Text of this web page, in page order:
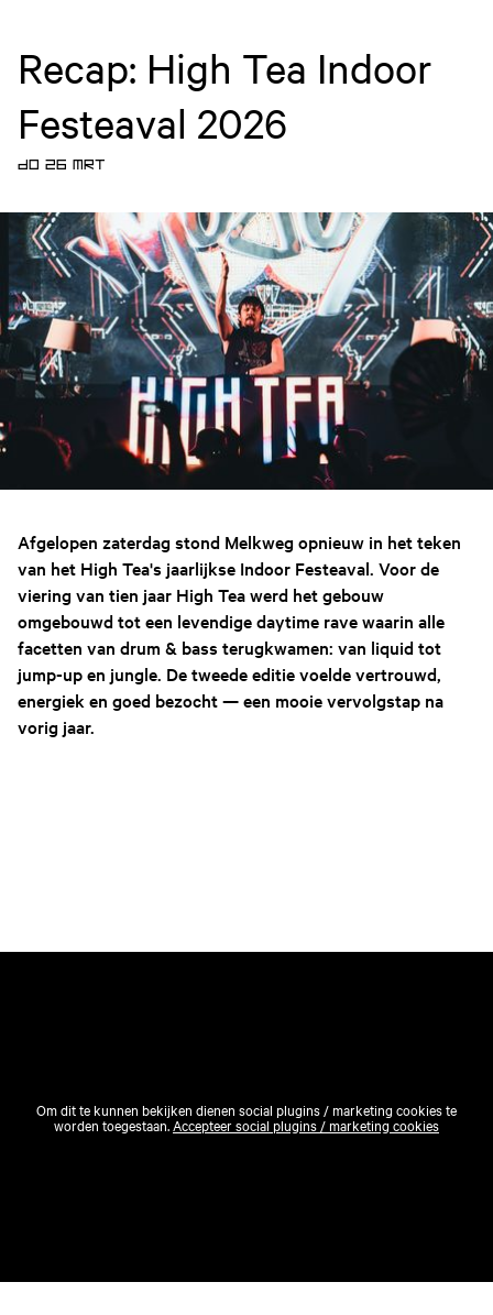
Recap: High Tea Indoor
Festeaval 2026
DO 26 MRT
Afgelopen zaterdag stond Melkweg opnieuw in het teken
van het High Tea's jaarlijkse Indoor Festeaval. Voor de
viering van tien jaar High Tea werd het gebouw
omgebouwd tot een levendige daytime rave waarin alle
facetten van drum & bass terugkwamen: van liquid tot
jump-up en jungle. De tweede editie voelde vertrouwd,
energiek en goed bezocht — een mooie vervolgstap na
vorig jaar.
Om dit te kunnen bekijken dienen social plugins / marketing cookies te
worden toegestaan.Accepteer social plugins / marketing cookies